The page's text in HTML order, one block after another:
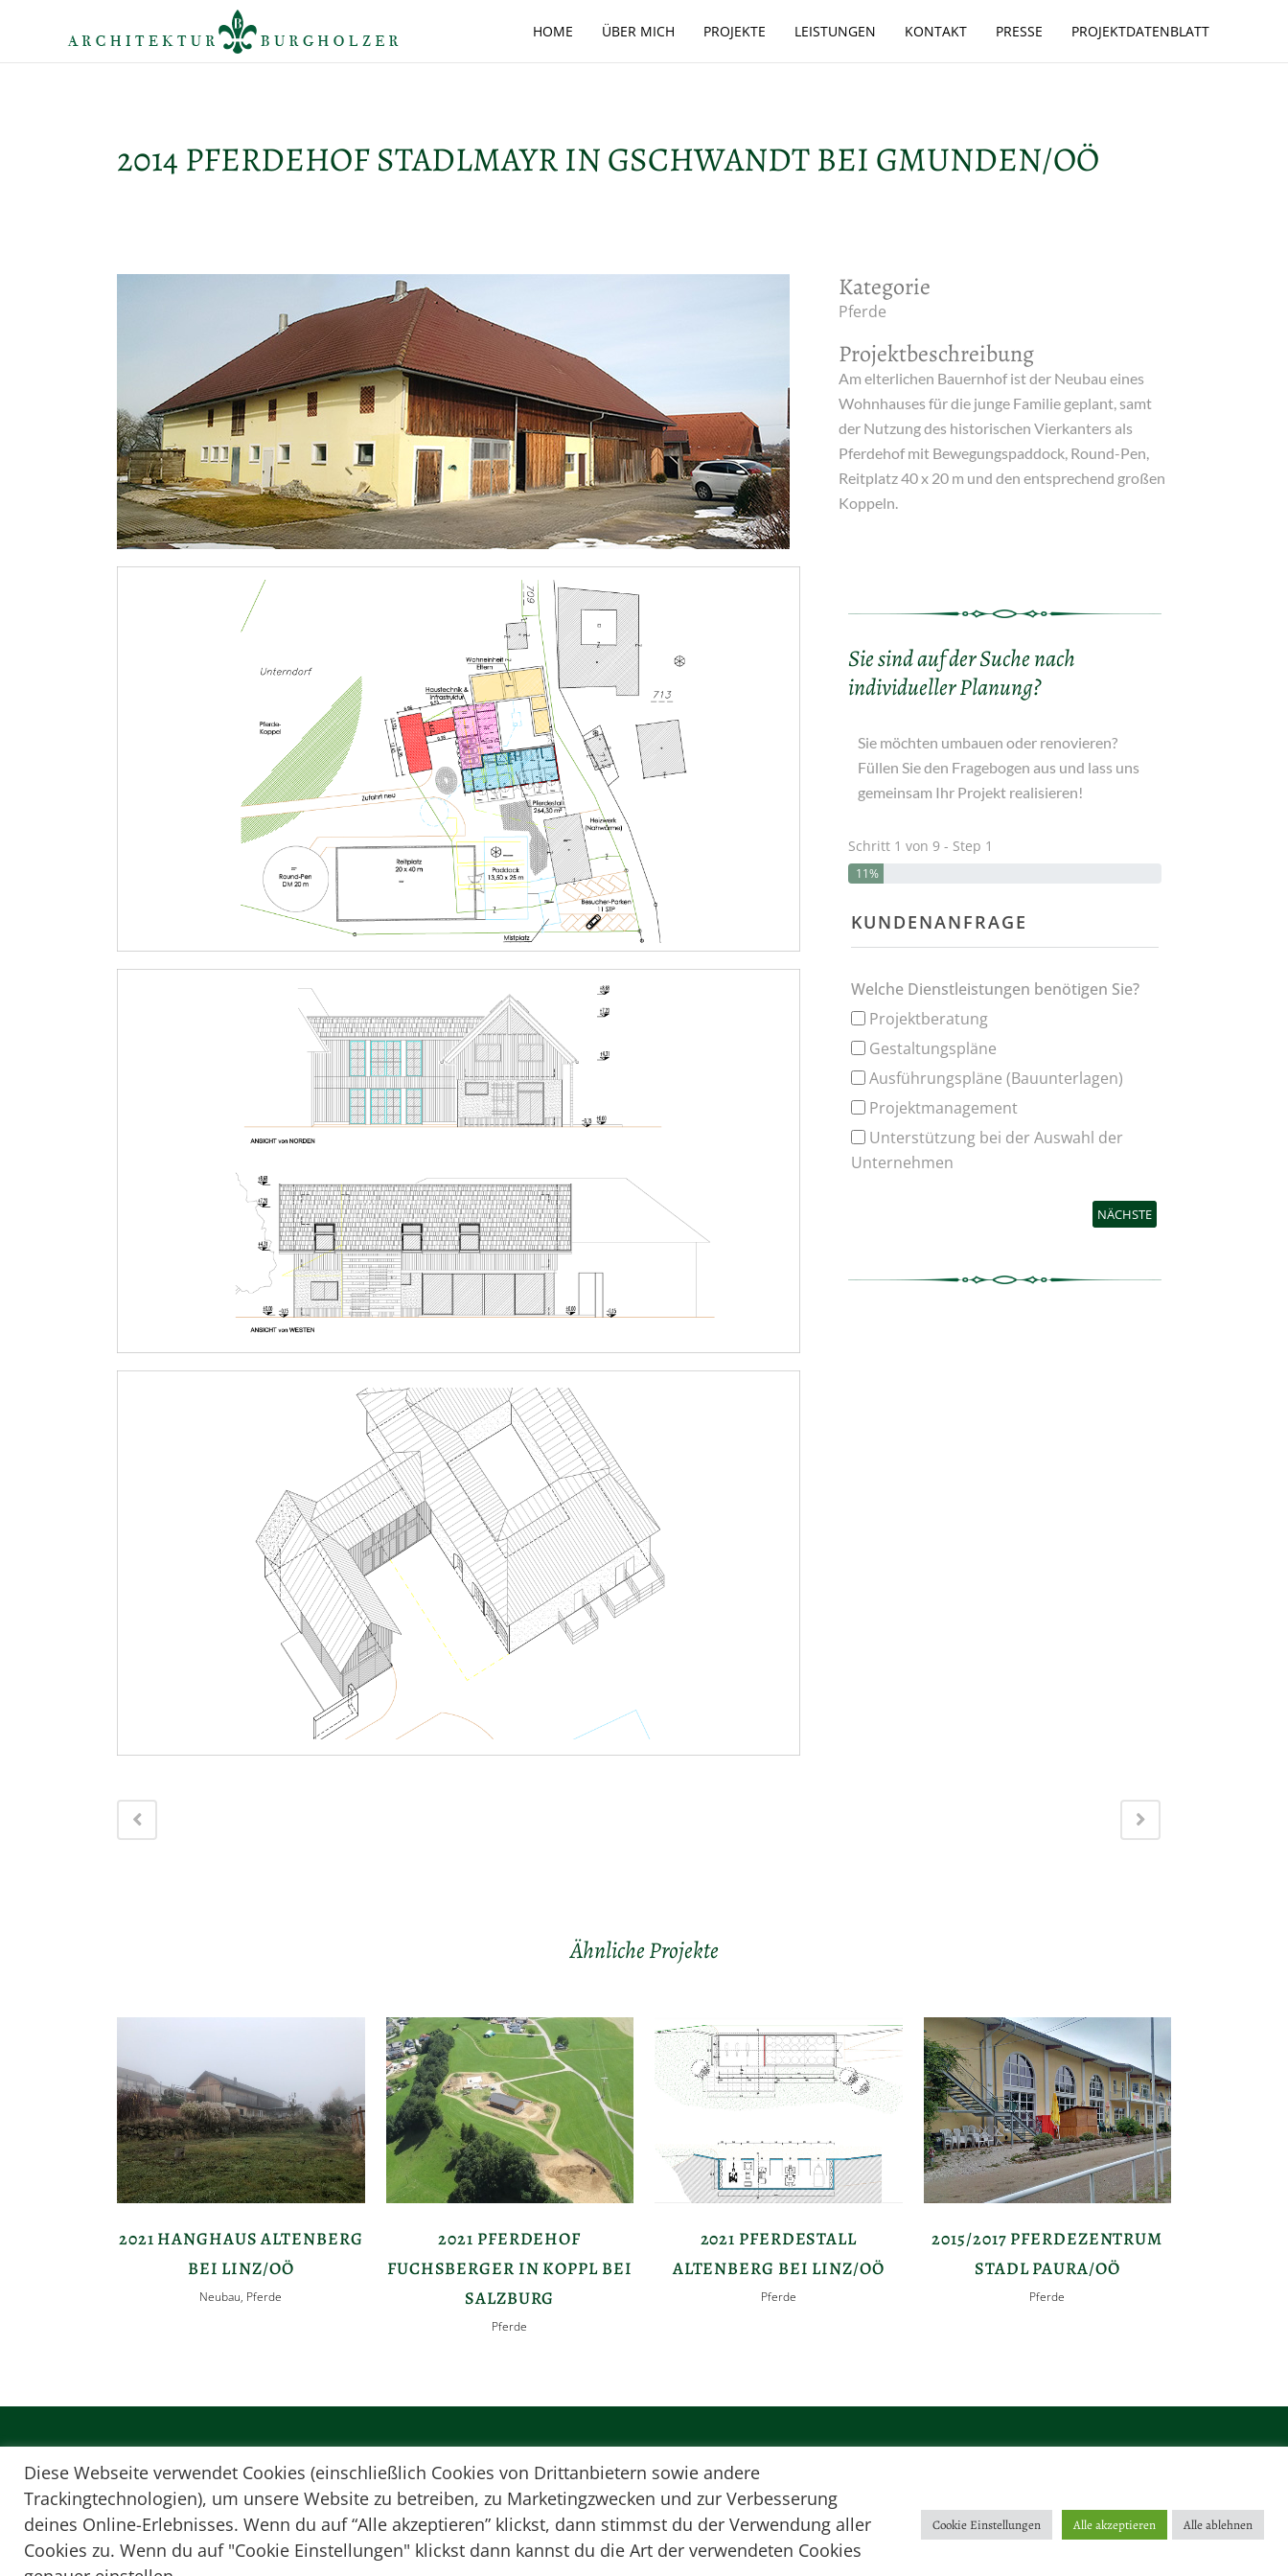
HOME ÜBER MICH PROJEKTE LEISTUNGEN KONTAKT PRESSE PROJEKTDATENBLATT
2014 PFERDEHOF STADLMAYR IN GSCHWANDT BEI GMUNDEN/OÖ
Kategorie
Pferde
Projektbeschreibung
Am elterlichen Bauernhof ist der Neubau eines
Wohnhauses für die junge Familie geplant, samt
der Nutzung des historischen Vierkanters als
Pferdehof mit Bewegungspaddock, Round-Pen,
Reitplatz 40 x 20 m und den entsprechend großen
Koppeln.
Sie sind auf der Suche nach
individueller Planung?
Sie möchten umbauen oder renovieren?
Füllen Sie den Fragebogen aus und lass uns
gemeinsam Ihr Projekt realisieren!
Schritt 1 von 9 - Step 1
11%
KUNDENANFRAGE
Welche Dienstleistungen benötigen Sie?
Projektberatung
Gestaltungspläne
Ausführungspläne (Bauunterlagen)
Projektmanagement
Unterstützung bei der Auswahl der
Unternehmen
NÄCHSTE
Ähnliche Projekte
ANSEHEN
2021 HANGHAUS ALTENBERG
BEI LINZ/OÖ
Neubau, Pferde
ANSEHEN
2021 PFERDEHOF
FUCHSBERGER IN KOPPL BEI
SALZBURG
Pferde
ANSEHEN
2021 PFERDESTALL
ALTENBERG BEI LINZ/OÖ
Pferde
ANSEHEN
2015/2017 PFERDEZENTRUM
STADL PAURA/OÖ
Pferde
Diese Webseite verwendet Cookies (einschließlich Cookies von Drittanbietern sowie andere
Trackingtechnologien), um unsere Website zu betreiben, zu Marketingzwecken und zur Verbesserung
deines Online-Erlebnisses. Wenn du auf “Alle akzeptieren” klickst, dann stimmst du der Verwendung aller
Cookies zu. Wenn du auf "Cookie Einstellungen" klickst dann kannst du die Art der verwendeten Cookies
Cookie Einstellungen Alle akzeptieren Alle ablehnen